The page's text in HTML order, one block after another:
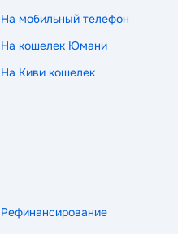
На мобильный телефон
На кошелек Юмани
На Киви кошелек
Рефинансирование